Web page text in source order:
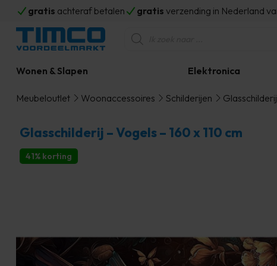
gratis achteraf betalen gratis verzending in Nederland
Producten
zoeken
Wonen & Slapen Elektronica
Meubeloutlet Woonaccessoires Schilderijen
Glasschilderij – Vogels – 160 x 110 cm
41% korting